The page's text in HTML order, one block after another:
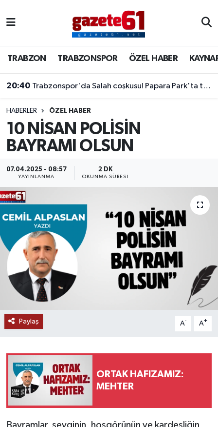
TRABZON TRABZONSPOR ÖZEL HABER
20:40 Trabzonspor'da Salah coşkusu! Papara Park'ta tarihi imza töreni
HABERLER ÖZEL HABER
10 NİSAN POLİSİN
BAYRAMI OLSUN
07.04.2025 - 08:57
YAYINLANMA
2 DK
OKUNMA SÜRESI
Paylaş A- A+
ORTAK HAFIZAMIZ:
MEHTER
Bayramlar, sevginin, hoşgörünün ve kardeşliğin
TRABZONSPOR
ÖZEL HABER
KAYNAR KAZAN
SİYASET
Trabzon Nöbetçi Eczaneler
Trabzon Hava Durumu
Trabzon Namaz Vakitleri
Trabzon Trafik Yoğunluk Haritası
Süper Lig Puan Durumu ve Fikstür
Son Dakika Haberleri